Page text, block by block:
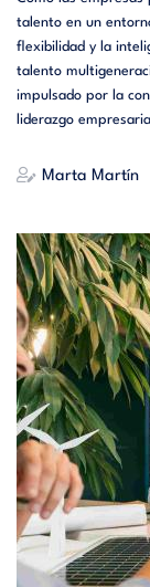
talento en un
flexibilidad y la
talento
impulsado por la
liderazgo
Marta Martín